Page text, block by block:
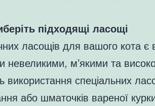
підходящі ласощі
ласощів для вашого кота
невеликими, м’якими та
використання спеціальних
або шматочків вареної